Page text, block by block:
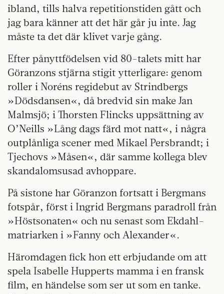
ibland, tills halva repetitionstiden gått och
jag bara känner att det här går ju inte. Jag
måste ta det där klivet varje gång.
Efter pånyttfödelsen vid 80-talets mitt har
Göranzons stjärna stigit ytterligare: genom
roller i Noréns regidebut av Strindbergs
»Dödsdansen«, då bredvid sin make Jan
Malmsjö; i Thorsten Flincks uppsättning av
O’Neills »Lång dags färd mot natt«, i några
outplånliga scener med Mikael Persbrandt; i
Tjechovs »Måsen«, där samme kollega blev
skandalomsusad avhoppare.
På sistone har Göranzon fortsatt i Bergmans
fotspår, först i Ingrid Bergmans paradroll från
»Höstsonaten« och nu senast som Ekdahl-
matriarken i »Fanny och Alexander«.
Häromdagen fick hon ett erbjudande om att
spela Isabelle Hupperts mamma i en fransk
film, en händelse som ser ut som en tanke.